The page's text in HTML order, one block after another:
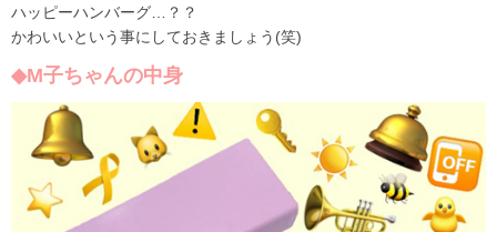
ハッピーハンバーグ…？？
かわいいという事にしておきましょう(笑)
◆M子ちゃんの中身